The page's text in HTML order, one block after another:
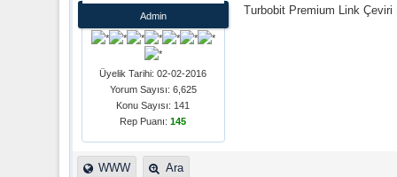
Admin
Üyelik Tarihi: 02-02-2016
Yorum Sayısı: 6,625
Konu Sayısı: 141
Rep Puanı: 145
Turbobit Premium Link Çeviri
WWW Ara